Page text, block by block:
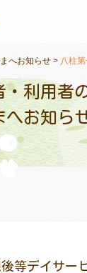
ま（０〜６才）
お子さま
へお知らせ > 八柱
・利用者
へお知ら
等デイサー